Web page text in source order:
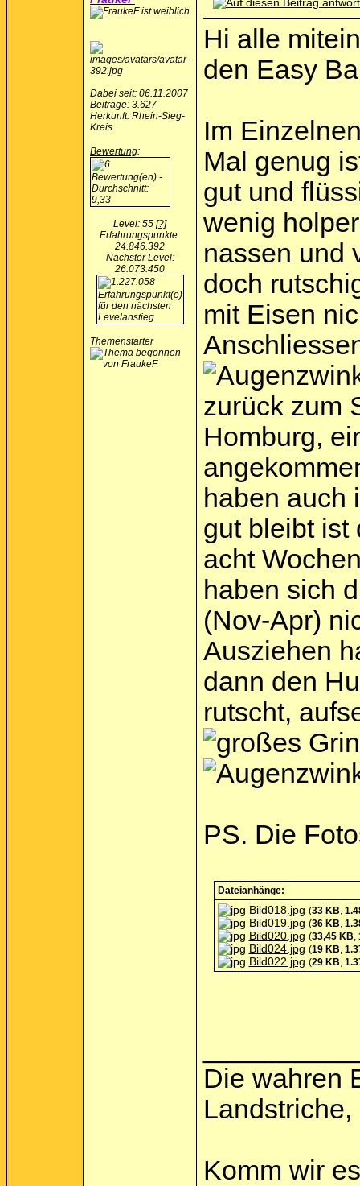
Dabei seit: 06.11.2007
Beiträge: 3.627
Herkunft: Rhein-Sieg-
Kreis
Bewertung:
Level: 55 [?]
Erfahrungspunkte:
24.846.392
Nächster Level:
26.073.450
Themenstarter
Hi alle
den Easy
Im
Mal genug
gut und
wenig
nassen und
doch
mit Eisen
zurück zum
Homburg,
haben auch
gut bleibt ist
acht
haben sich
(Nov-Apr)
Ausziehen
dann den
rutscht,
PS. Die
Dateianhänge:
Bild018.jpg (33 KB,
Bild019.jpg (36 KB,
Bild020.jpg (33,45 KB,
Bild024.jpg (19 KB,
Bild022.jpg (29 KB,
Die wahren
Komm wir